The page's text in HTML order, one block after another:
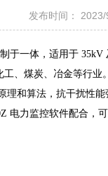
发布时间：
于一体，适用于 35kV
工、煤炭、冶金等行业
理和算法，抗干扰性
电力监控软件配合，